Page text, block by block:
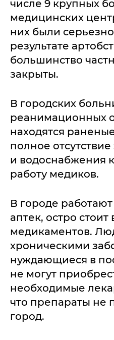
числе 9 крупных
медицинских
них были
результате
большинство
закрыты.
В городских
реанимационных
находятся
полное
и водоснабжения
работу медиков.
В городе
аптек, остро
медикаментов.
хроническими
нуждающиеся в
не могут
необходимые
что препараты не
город.